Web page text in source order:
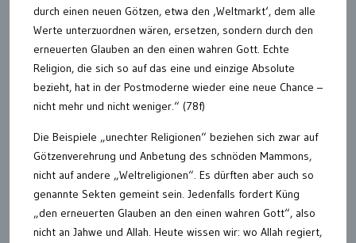
durch einen neuen Götzen, etwa den ‚Weltmarkt‘, dem alle
Werte unterzuordnen wären, ersetzen, sondern durch den
erneuerten Glauben an den einen wahren Gott. Echte
Religion, die sich so auf das eine und einzige Absolute
bezieht, hat in der Postmoderne wieder eine neue Chance –
nicht mehr und nicht weniger.“ (78f)
Die Beispiele „unechter Religionen“ beziehen sich zwar auf
Götzenverehrung und Anbetung des schnöden Mammons,
nicht auf andere „Weltreligionen“. Es dürften aber auch so
genannte Sekten gemeint sein. Jedenfalls fordert Küng
„den erneuerten Glauben an den einen wahren Gott“, also
nicht an Jahwe und Allah. Heute wissen wir: wo Allah regiert,